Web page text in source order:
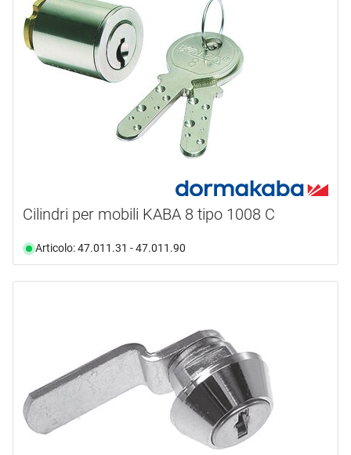
Cilindri per mobili KABA 8 tipo 1008 C
Articolo: 47.011.31 - 47.011.90